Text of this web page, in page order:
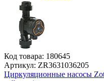
Код товара: 180645
Артикул: ZR3631036205
Циркуляционные насосы